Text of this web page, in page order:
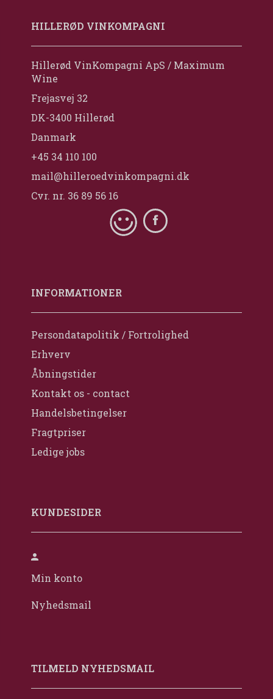
HILLERØD VINKOMPAGNI
Hillerød VinKompagni ApS / Maximum
Wine
Frejasvej 32
DK-3400 Hillerød
Danmark
+45 34 110 100
mail@hilleroedvinkompagni.dk
Cvr. nr. 36 89 56 16
INFORMATIONER
Persondatapolitik / Fortrolighed
Erhverv
Åbningstider
Kontakt os - contact
Handelsbetingelser
Fragtpriser
Ledige jobs
KUNDESIDER
Min konto
Nyhedsmail
TILMELD NYHEDSMAIL